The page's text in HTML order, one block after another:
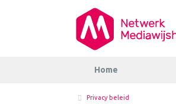
Home
Privacy beleid